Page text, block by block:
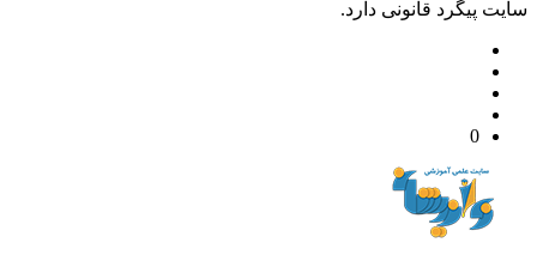
پیگرد قانونی دارد.